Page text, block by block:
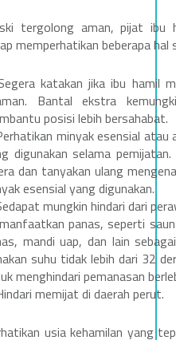
tergolong aman, pijat ibu
memperhatikan beberapa hal
katakan jika ibu hamil
Bantal ekstra
posisi lebih bersahabat.
minyak esensial atau
digunakan selama
dan tanyakan ulang
esensial yang digunakan.
mungkin hindari dari
panas, seperti
mandi uap, dan lain
suhu tidak lebih dari 32
menghindari pemanasan
memijat di daerah perut.
usia kehamilan yang